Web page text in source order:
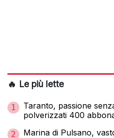
🔥 Le più lette
1
Taranto, passione
polverizzati 400
2
Marina di Pulsano,